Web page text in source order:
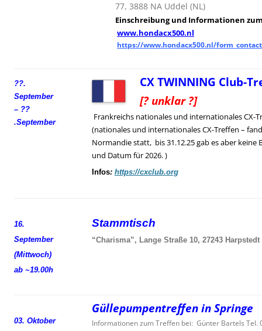
77, 3888 NA Uddel (NL)
Einschreibung und Informationen
www.hondacx500.nl
https://www.hondacx500.nl/
??.
September
– ??
.September
CX TWINNING Club-
[? unklar ?]
Frankreichs nationales und internationales CX-
(nationales und internationales CX-Treffen –
Normandie statt, bis 31.12.25 gab es aber keine
und Datum für 2026. )
Infos: https://cxclub.org
16.
September
(Mittwoch)
ab ~19.00h
Stammtisch
“Charisma”, Lange Straße 10, 27243 Harpstedt
03. Oktober
Güllepumpentreffen in Springe
Informationen zum Treffen bei: Günter Bartels Tel.